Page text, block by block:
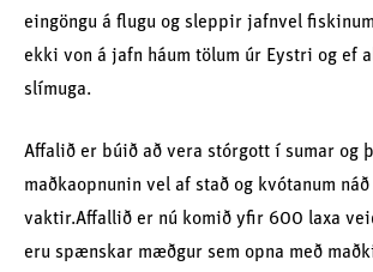
eingöngu á flugu og sleppir jafnvel
ekki von á jafn háum tölum úr Eystri og ef
slímuga.
Affalið er búið að vera stórgott í sumar og
maðkaopnunin vel af stað og kvótanum
vaktir.Affallið er nú komið yfir 600 laxa
eru spænskar mæðgur sem opna með